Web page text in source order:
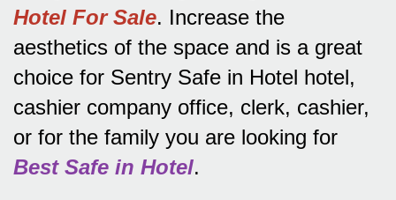
Hotel For Sale. Increase the
aesthetics of the space and is a great
choice for Sentry Safe in Hotel hotel,
cashier company office, clerk, cashier,
or for the family you are looking for
Best Safe in Hotel.